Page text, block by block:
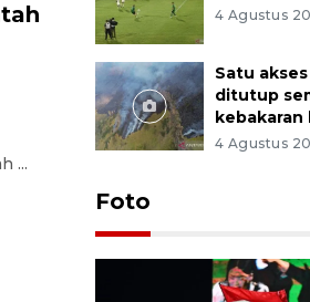
...
4 Agustus
Satu
ditutup
kebakaran
4 Agustus
Foto